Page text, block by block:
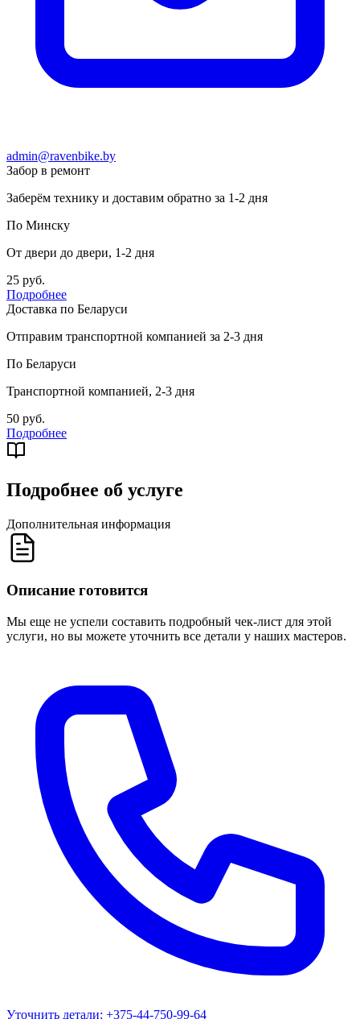
admin@ravenbike.by
Забор в ремонт
Заберём технику и доставим обратно за 1-2 дня
По Минску
От двери до двери, 1-2 дня
25 руб.
Подробнее
Доставка по Беларуси
Отправим транспортной компанией за 2-3 дня
По Беларуси
Транспортной компанией, 2-3 дня
50 руб.
Подробнее
Подробнее об услуге
Дополнительная информация
Описание готовится
Мы еще не успели составить подробный чек-лист для этой
услуги, но вы можете уточнить все детали у наших мастеров.
Уточнить детали: +375-44-750-99-64